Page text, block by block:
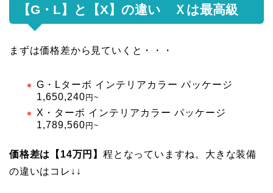
【G・L】と【X】の違い Ｘは最高級
まずは価格差から見ていくと・・・
G・Lターボ インテリアカラー パッケージ
1,650,240 円~
X・ターボ インテリアカラー パッケージ
1,789,560 円~
価格差は【14万円】 程となっていますね。大きな装備
の違いはコレ↓↓